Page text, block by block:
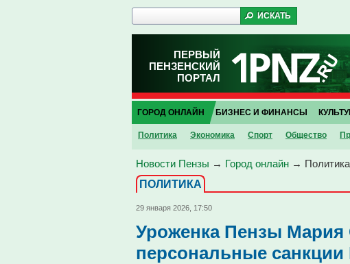
ПЕРВЫЙ
ПЕНЗЕНСКИЙ
ПОРТАЛ
ГОРОД ОНЛАЙН
Политика Экономика Спорт Общество
БИЗНЕС И ФИНАНСЫ
Новости Пензы → Город онлайн → Политика
ПОЛИТИКА
29 января 2026, 17:50
Уроженка Пензы Мария
персональные